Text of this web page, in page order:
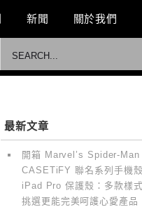
新聞 關於我們
最新文章
開箱 Marvel’s Spider-Man |
CASETiFY 聯名系列手機
iPad Pro 保護殼：多款樣
挑選更能完美呵護心愛產品